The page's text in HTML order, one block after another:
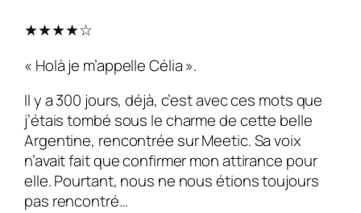
★★★★☆
« Holà je m’appelle Célia ».
Il y a 300 jours, déjà, c’est avec ces mots que
j’étais tombé sous le charme de cette belle
Argentine, rencontrée sur Meetic. Sa voix
n’avait fait que confirmer mon attirance pour
elle. Pourtant, nous ne nous étions toujours
pas rencontré…